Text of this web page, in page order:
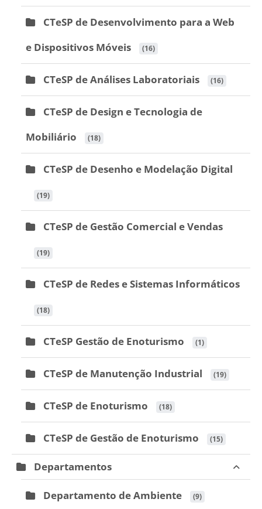
CTeSP de Desenvolvimento para a Web
e Dispositivos Móveis
(16)
CTeSP de Análises Laboratoriais (16)
CTeSP de Design e Tecnologia de
Mobiliário
(18)
CTeSP de Desenho e Modelação Digital
(19)
CTeSP de Gestão Comercial e Vendas
(19)
CTeSP de Redes e Sistemas Informáticos
(18)
CTeSP Gestão de Enoturismo (1)
CTeSP de Manutenção Industrial (19)
CTeSP de Enoturismo (18)
CTeSP de Gestão de Enoturismo (15)
Departamentos
Departamento de Ambiente (9)